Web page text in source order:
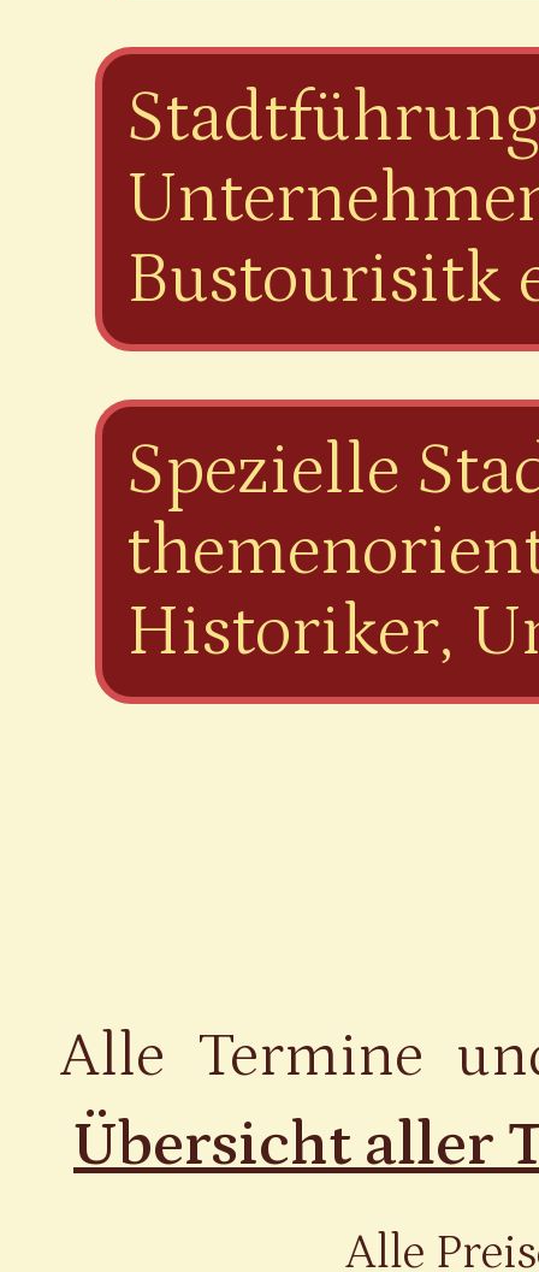
Bustourisitk
Spezielle
Historiker,
Alle Termine
Übersicht aller
Alle